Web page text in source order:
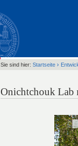
Sie sind hier: Startseite ›
Onichtchouk Lab